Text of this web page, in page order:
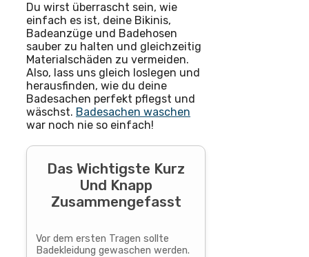
Du wirst überrascht sein, wie
einfach es ist, deine Bikinis,
Badeanzüge und Badehosen
sauber zu halten und gleichzeitig
Materialschäden zu vermeiden.
Also, lass uns gleich loslegen und
herausfinden, wie du deine
Badesachen perfekt pflegst und
wäschst. Badesachen waschen
war noch nie so einfach!
Das Wichtigste Kurz
Und Knapp
Zusammengefasst
Vor dem ersten Tragen sollte
Badekleidung gewaschen werden.